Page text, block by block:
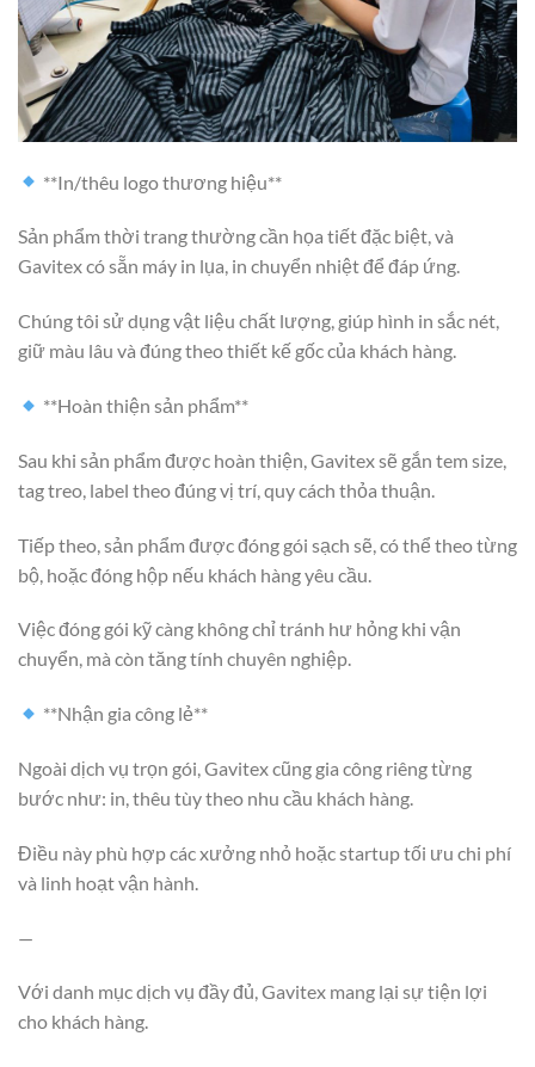
**In/thêu logo thương hiệu**
Sản phẩm thời trang thường cần họa tiết đặc biệt, và
Gavitex có sẵn máy in lụa, in chuyển nhiệt để đáp ứng.
Chúng tôi sử dụng vật liệu chất lượng, giúp hình in sắc nét,
giữ màu lâu và đúng theo thiết kế gốc của khách hàng.
**Hoàn thiện sản phẩm**
Sau khi sản phẩm được hoàn thiện, Gavitex sẽ gắn tem size,
tag treo, label theo đúng vị trí, quy cách thỏa thuận.
Tiếp theo, sản phẩm được đóng gói sạch sẽ, có thể theo từng
bộ, hoặc đóng hộp nếu khách hàng yêu cầu.
Việc đóng gói kỹ càng không chỉ tránh hư hỏng khi vận
chuyển, mà còn tăng tính chuyên nghiệp.
**Nhận gia công lẻ**
Ngoài dịch vụ trọn gói, Gavitex cũng gia công riêng từng
bước như: in, thêu tùy theo nhu cầu khách hàng.
Điều này phù hợp các xưởng nhỏ hoặc startup tối ưu chi phí
và linh hoạt vận hành.
—
Với danh mục dịch vụ đầy đủ, Gavitex mang lại sự tiện lợi
cho khách hàng.